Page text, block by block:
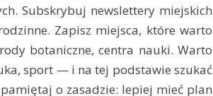
Subskrybuj newslettery miejskich
Zapisz miejsca, które warto
botaniczne, centra nauki. Warto
sport — i na tej podstawie szukać
o zasadzie: lepiej mieć plan